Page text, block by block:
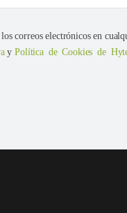
correos electrónicos en
yPolítica de Cookies de